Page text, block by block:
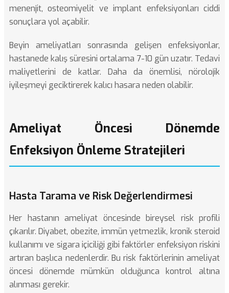
menenjit, osteomiyelit ve implant enfeksiyonları ciddi
sonuçlara yol açabilir.
Beyin ameliyatları sonrasında gelişen enfeksiyonlar,
hastanede kalış süresini ortalama 7-10 gün uzatır. Tedavi
maliyetlerini de katlar. Daha da önemlisi, nörolojik
iyileşmeyi geciktirerek kalıcı hasara neden olabilir.
Ameliyat Öncesi Dönemde
Enfeksiyon Önleme Stratejileri
Hasta Tarama ve Risk Değerlendirmesi
Her hastanın ameliyat öncesinde bireysel risk profili
çıkarılır. Diyabet, obezite, immün yetmezlik, kronik steroid
kullanımı ve sigara içiciliği gibi faktörler enfeksiyon riskini
artıran başlıca nedenlerdir. Bu risk faktörlerinin ameliyat
öncesi dönemde mümkün olduğunca kontrol altına
alınması gerekir.